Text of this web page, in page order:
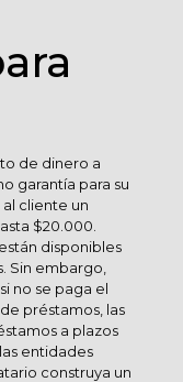
de dinero a
garantía para su
cliente un
$20.000.
disponibles
Sin embargo,
no se paga el
préstamos, las
a plazos
entidades
construya un